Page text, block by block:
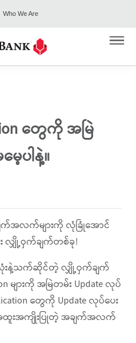
Who We Are
တွေကို အမြဲ
ေ့ပါနဲ့။
က်အလက်များကို လုံခြုံအောင်
း လျှို့ဝှက်ချက်တစ်ခု!
နဲ့သက်ဆိုင်တဲ့ လျှို့ဝှက်ချက်
များကို အမြဲတမ်း Update လုပ်
တွေကို Update လုပ်ပေး
ထူးအကျိုးပြုတဲ့ အချက်အလက်